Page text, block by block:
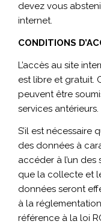
devez vous
internet.
CONDITIONS
L’accès au site
est libre et gratuit.
peuvent être
services antérieurs.
S’il est nécessaire
des données à
accéder à l’un des
que la collecte et
données seront
à la
référence à la loi